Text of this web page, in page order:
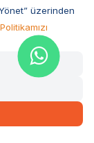
üzerinden